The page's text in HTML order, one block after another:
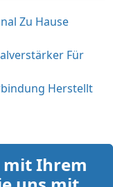
Zu Hause
Für
Herstellt
mit Ihrem